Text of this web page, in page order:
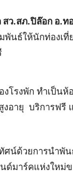
ว.สภ.ปิล๊อก อ.ท
นธ์ให้นักท่องเ
โรงพัก ทำเป็น
งอายุ บริการฟรี
น์ด้วยการนำพัน
ด์มาร์คแห่งใหม่